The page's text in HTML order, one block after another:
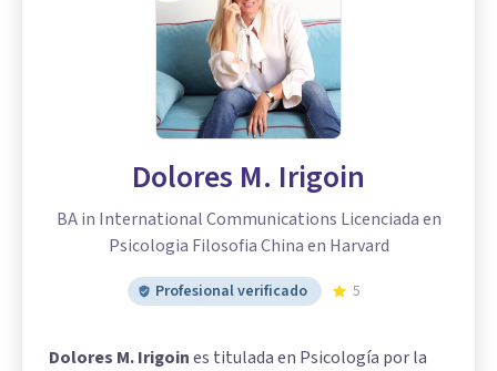
Dolores M. Irigoin
BA in International Communications Licenciada en
Psicologia Filosofia China en Harvard
Profesional verificado 5
Dolores M. Irigoines titulada en Psicología por la